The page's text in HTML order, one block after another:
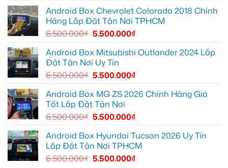
ánh
sáng
tốt
XL7
tại
Quận
để
mọi
cung
đường
Android Box Chevrolet Colorado 2018 Chính
Hãng Lắp Đặt Tận Nơi TPHCM
6.500.000₫ 5.500.000₫
Android Box Mitsubishi Outlander 2024 Lắp
Đặt Tận Nơi Uy Tín
6.500.000₫ 5.500.000₫
Android Box MG ZS 2026 Chính Hãng Giá
Tốt Lắp Đặt Tận Nơi
6.500.000₫ 5.500.000₫
Android Box Hyundai Tucson 2026 Uy Tín
Lắp Đặt Tận Nơi TPHCM
6.500.000₫ 5.500.000₫